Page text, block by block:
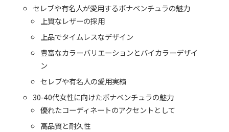
セレブや有名人が愛用するボナベンチュラの魅力
上質なレザーの採用
上品でタイムレスなデザイン
豊富なカラーバリエーションとバイカラーデザイ
ン
セレブや有名人の愛用実績
30-40代女性に向けたボナベンチュラの魅力
優れたコーディネートのアクセントとして
高品質と耐久性